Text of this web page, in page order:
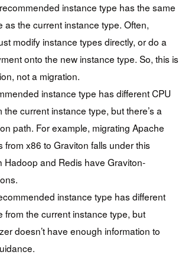
instance type has the same
as the current instance type. Often,
modify instance types directly, or do a
onto the new instance type. So, this is
not a migration.
instance type has different CPU
the current instance type, but there’s a
path. For example, migrating Apache
from x86 to Graviton falls under this
Hadoop and Redis have Graviton-
instance type has different
from the current instance type, but
doesn’t have enough information to